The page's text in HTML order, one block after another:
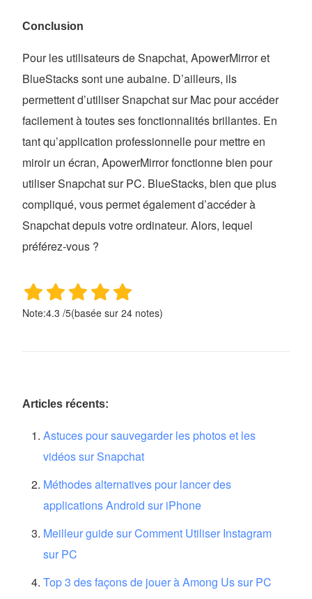
Conclusion
Pour les utilisateurs de Snapchat, ApowerMirror et
BlueStacks sont une aubaine. D’ailleurs, ils
permettent d’utiliser Snapchat sur Mac pour accéder
facilement à toutes ses fonctionnalités brillantes. En
tant qu’application professionnelle pour mettre en
miroir un écran, ApowerMirror fonctionne bien pour
utiliser Snapchat sur PC. BlueStacks, bien que plus
compliqué, vous permet également d’accéder à
Snapchat depuis votre ordinateur. Alors, lequel
préférez-vous ?
Note:4.3 /5(basée sur24 notes)
Articles récents:
Astuces pour sauvegarder les photos et les
vidéos sur Snapchat
Méthodes alternatives pour lancer des
applications Android sur iPhone
Meilleur guide sur Comment Utiliser Instagram
sur PC
Top 3 des façons de jouer à Among Us sur PC